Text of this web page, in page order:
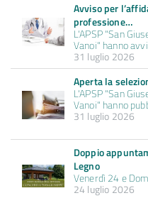
Avviso per
professione…
L'APSP "San
Vanoi" hanno
31 luglio 2026
Aperta la
L'APSP "San
Vanoi" hanno
31 luglio 2026
Doppio
Legno
Venerdì 24 e
24 luglio 2026